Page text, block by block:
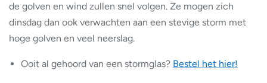
de golven en wind zullen snel volgen. Ze mogen zich
dinsdag dan ook verwachten aan een stevige storm met
hoge golven en veel neerslag.
Ooit al gehoord van een stormglas? Bestel het hier!